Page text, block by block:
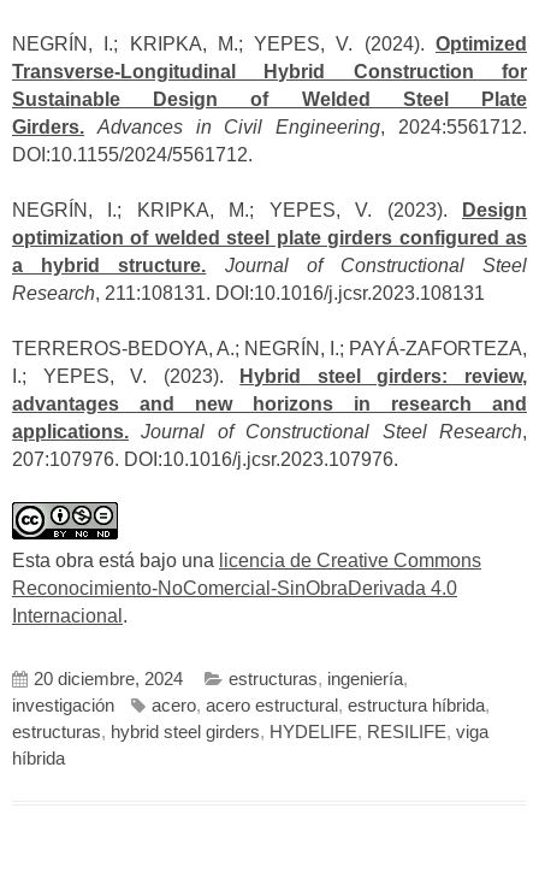
NEGRÍN, I.; KRIPKA, M.; YEPES, V. (2024). Optimized
Transverse-Longitudinal Hybrid Construction for
Sustainable Design of Welded Steel Plate
Girders.
Advances in Civil Engineering, 2024:5561712.
DOI:10.1155/2024/5561712.
NEGRÍN, I.; KRIPKA, M.; YEPES, V. (2023).
Design
optimization of welded steel plate girders configured as
a hybrid structure.
Journal of Constructional Steel
Research, 211:108131. DOI:10.1016/j.jcsr.2023.108131
TERREROS-BEDOYA, A.; NEGRÍN, I.; PAYÁ-ZAFORTEZA,
I.; YEPES, V. (2023).
Hybrid steel girders: review,
advantages and new horizons in research and
applications.
Journal of Constructional Steel Research,
207:107976. DOI:10.1016/j.jcsr.2023.107976.
Esta obra está bajo una licencia de Creative Commons
Reconocimiento-NoComercial-SinObraDerivada 4.0
Internacional .
20 diciembre, 2024 estructuras, ingeniería,
investigación
acero, acero estructural, estructura híbrida,
estructuras, hybrid steel girders, HYDELIFE, RESILIFE, viga
híbrida